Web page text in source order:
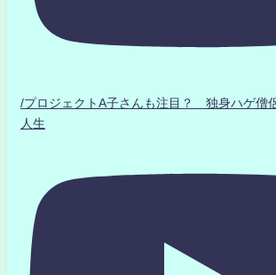
/プロジェクトA子さんも注目？ 独身ハゲ僧
人生